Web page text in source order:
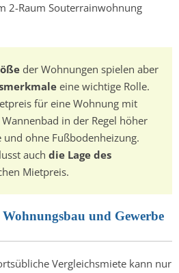
2-Raum Souterrainwohnung
der Wohnungen spielen aber
eine wichtige Rolle.
für eine Wohnung mit
in der Regel höher
ohne Fußbodenheizung.
auch die Lage des
Mietpreis.
und Gewerbe
Vergleichsmiete kann nur